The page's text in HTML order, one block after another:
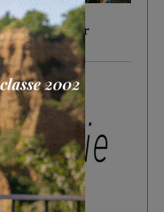
idee per far